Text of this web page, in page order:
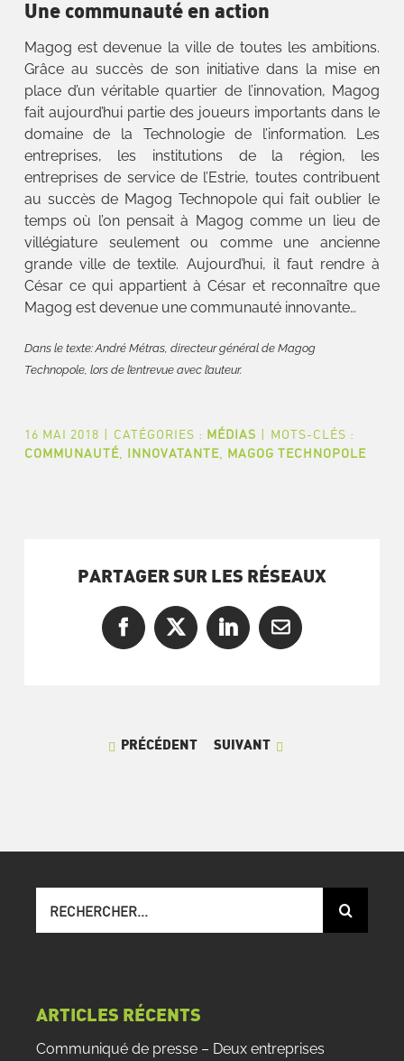
Une communauté en action
Magog est devenue la ville de toutes les ambitions.
Grâce au succès de son initiative dans la mise en
place d’un véritable quartier de l’innovation, Magog
fait aujourd’hui partie des joueurs importants dans le
domaine de la Technologie de l’information. Les
entreprises, les institutions de la région, les
entreprises de service de l’Estrie, toutes contribuent
au succès de Magog Technopole qui fait oublier le
temps où l’on pensait à Magog comme un lieu de
villégiature seulement ou comme une ancienne
grande ville de textile. Aujourd’hui, il faut rendre à
César ce qui appartient à César et reconnaître que
Magog est devenue une communauté innovante…
Dans le texte: André Métras, directeur général de Magog
Technopole, lors de l’entrevue avec l’auteur.
16 MAI 2018 | CATÉGORIES : MÉDIAS | MOTS-CLÉS :
COMMUNAUTÉ, INNOVATANTE, MAGOG TECHNOPOLE
PARTAGER SUR LES RÉSEAUX
Facebook
X LinkedInCourriel
PRÉCÉDENT SUIVANT
sur
ARTICLES RÉCENTS
Communiqué de presse – Deux entreprises